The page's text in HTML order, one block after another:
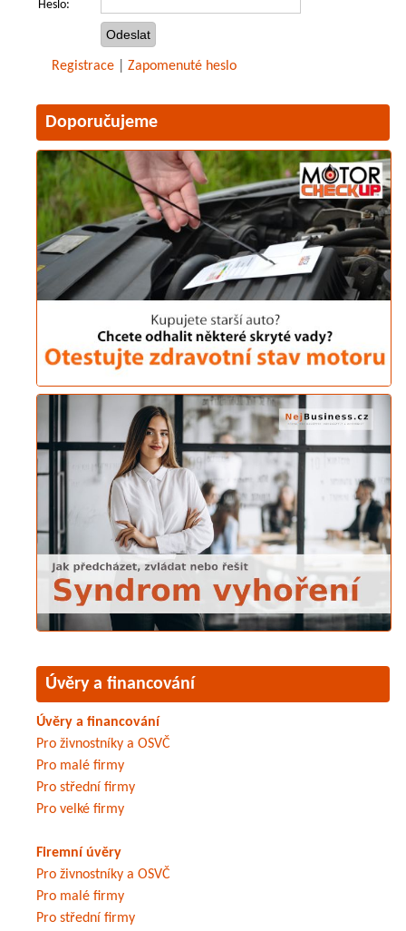
Heslo:
Registrace Zapomenuté heslo
Doporučujeme
Úvěry a financování
Úvěry a financování
Pro živnostníky a OSVČ
Pro malé firmy
Pro střední firmy
Pro velké firmy
Firemní úvěry
Pro živnostníky a OSVČ
Pro malé firmy
Pro střední firmy